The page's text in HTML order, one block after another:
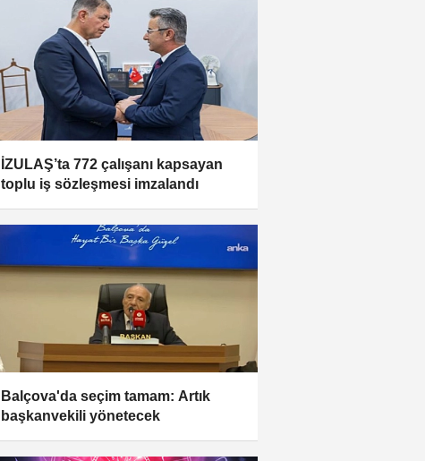
İZULAŞ’ta 772 çalışanı kapsayan
toplu iş sözleşmesi imzalandı
Balçova'da seçim tamam: Artık
başkanvekili yönetecek